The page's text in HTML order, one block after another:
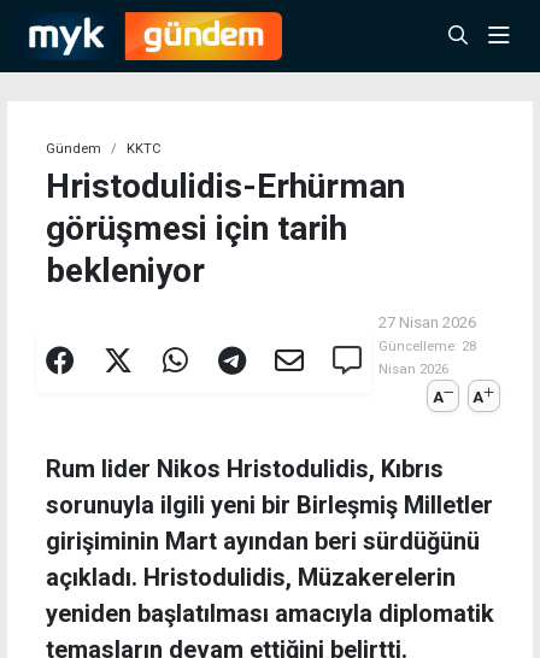
Gündem KKTC
Hristodulidis-Erhürman
görüşmesi için tarih
bekleniyor
27 Nisan 2026
Güncelleme: 28
Nisan 2026
A A
Rum lider Nikos Hristodulidis, Kıbrıs
sorunuyla ilgili yeni bir Birleşmiş Milletler
girişiminin Mart ayından beri sürdüğünü
açıkladı. Hristodulidis, Müzakerelerin
yeniden başlatılması amacıyla diplomatik
temasların devam ettiğini belirtti.